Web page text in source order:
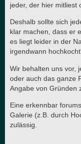
jeder, der hier mitliest
Deshalb sollte sich
klar machen, dass er
es liegt leider in der
irgendwann
Wir behalten uns vor,
oder auch das ganze
Angabe von Gründen
Eine erkennbar
Galerie (z.B. durch
zulässig.